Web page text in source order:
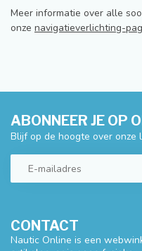
Meer informatie over alle
onze navigatieverlichting-
CONTACT
Nautic Online is een
ABONNEER JE OP
Blijf op de hoogte over onze